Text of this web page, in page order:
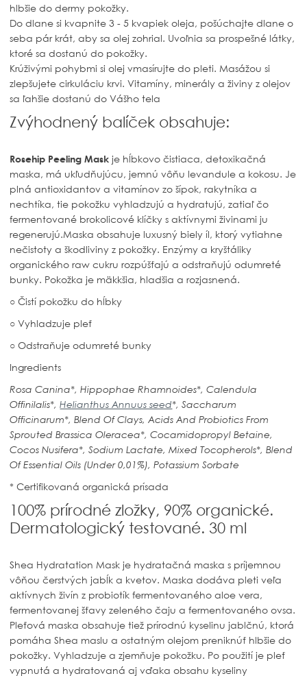
hlbšie do dermy pokožky.
Do dlane si kvapnite 3 - 5 kvapiek oleja, pošúchajte dlane o
seba pár krát, aby sa olej zohrial. Uvoľnia sa prospešné látky,
ktoré sa dostanú do pokožky.
Krúživými pohybmi si olej vmasírujte do pleti. Masážou si
zlepšujete cirkuláciu krvi. Vitamíny, minerály a živiny z olejov
sa ľahšie dostanú do Vášho tela
Zvýhodnený balíček obsahuje:
Rosehip Peeling Mask je hĺbkovo čistiaca, detoxikačná
maska, má ukľudňujúcu, jemnú vôňu levandule a kokosu. Je
plná antioxidantov a vitamínov zo šípok, rakytníka a
nechtíka, tie pokožku vyhladzujú a hydratujú, zatiaľ čo
fermentované brokolicové klíčky s aktívnymi živinami ju
regenerujú.Maska obsahuje luxusný biely íl, ktorý vytiahne
nečistoty a škodliviny z pokožky. Enzýmy a kryštáliky
organického raw cukru rozpúšťajú a odstraňujú odumreté
bunky. Pokožka je mäkkšia, hladšia a rozjasnená.
○ Čistí pokožku do hĺbky
○ Vyhladzuje pleť
○ Odstraňuje odumreté bunky
Ingredients
Rosa Canina*, Hippophae Rhamnoides*, Calendula
Offinilalis*,Helianthus Annuus seed*, Saccharum
Officinarum*, Blend Of Clays, Acids And Probiotics From
Sprouted Brassica Oleracea*, Cocamidopropyl Betaine,
Cocos Nusifera*, Sodium Lactate, Mixed Tocopherols*, Blend
Of Essential Oils (Under 0,01%), Potassium Sorbate
* Certifikovaná organická prísada
100% prírodné zložky, 90% organické.
Dermatologický testované. 30 ml
Shea Hydratation Mask je hydratačná maska ​​s príjemnou
vôňou čerstvých jabĺk a kvetov. Maska dodáva pleti veľa
aktívnych živín z probiotík fermentovaného aloe vera,
fermentovanej šťavy zeleného čaju a fermentovaného ovsa.
Pleťová maska ​​obsahuje tiež prírodnú kyselinu jablčnú, ktorá
pomáha Shea maslu a ostatným olejom preniknúť hlbšie do
pokožky. Vyhladzuje a zjemňuje pokožku. Po použití je pleť
vypnutá a hydratovaná aj vďaka obsahu kyseliny